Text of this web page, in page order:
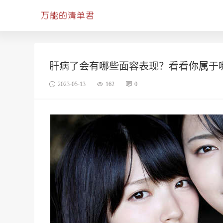
肝病了会有哪些面容表现？看看你属于
2023-05-13 162 0